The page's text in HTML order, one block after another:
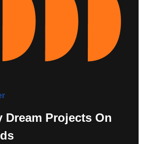
Dream Projects On